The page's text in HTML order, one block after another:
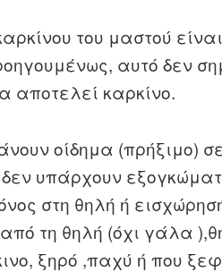
του μαστού
αυτό δεν
αποτελεί καρκίνο.
οίδημα (πρήξιμο)
υπάρχουν
στη θηλή ή
τη θηλή (όχι γάλα
ξηρό ,παχύ ή που